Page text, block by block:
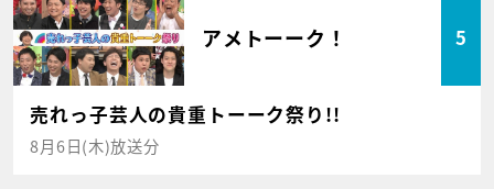
アメトーーク！ 5
売れっ子芸人の貴重トーーク祭り!!
8月6日(木)放送分